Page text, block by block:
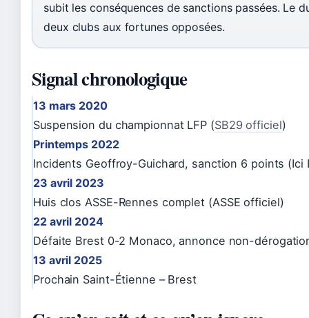
subit les conséquences de sanctions passées. Le
deux clubs aux fortunes opposées.
Signal chronologique
13 mars 2020
Suspension du championnat LFP (SB29 officiel)
Printemps 2022
Incidents Geoffroy-Guichard, sanction 6 points (Ici
23 avril 2023
Huis clos ASSE-Rennes complet (ASSE officiel)
22 avril 2024
Défaite Brest 0-2 Monaco, annonce non-dérogation
13 avril 2025
Prochain Saint-Étienne – Brest